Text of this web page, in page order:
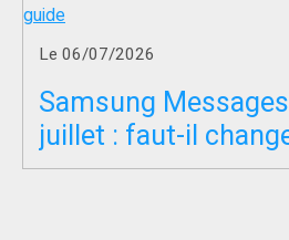
Le 06/07/2026
Samsung
juillet : faut-il
d’application SMS ?